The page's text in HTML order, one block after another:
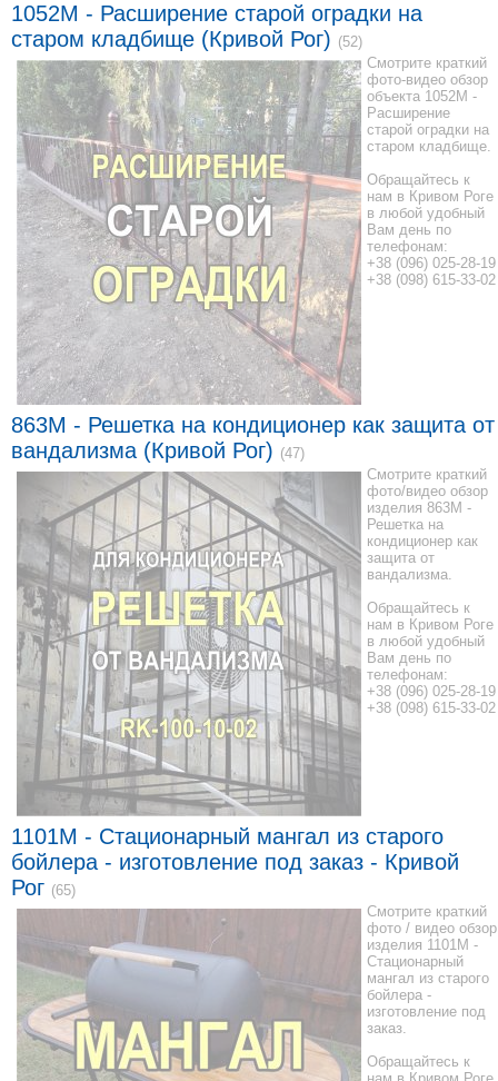
1052M - Расширение старой оградки на
старом кладбище (Кривой Рог) (52)
Смотрите краткий
фото-видео обзор
объекта 1052M -
Расширение
старой оградки на
старом кладбище.
Обращайтесь к
нам в Кривом Роге
в любой удобный
Вам день по
телефонам:
+38 (096) 025-28-19
+38 (098) 615-33-02
863M - Решетка на кондиционер как защита от
вандализма (Кривой Рог) (47)
Смотрите краткий
фото/видео обзор
изделия 863M -
Решетка на
кондиционер как
защита от
вандализма.
Обращайтесь к
нам в Кривом Роге
в любой удобный
Вам день по
телефонам:
+38 (096) 025-28-19
+38 (098) 615-33-02
1101M - Стационарный мангал из старого
бойлера - изготовление под заказ - Кривой
Рог (65)
Смотрите краткий
фото / видео обзор
изделия 1101M -
Стационарный
мангал из старого
бойлера -
изготовление под
заказ.
Обращайтесь к